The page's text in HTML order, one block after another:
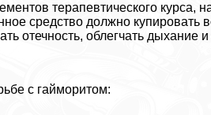
терапевтического курса,
средство должно купировать
отечность, облегчать дыхание
с гайморитом: